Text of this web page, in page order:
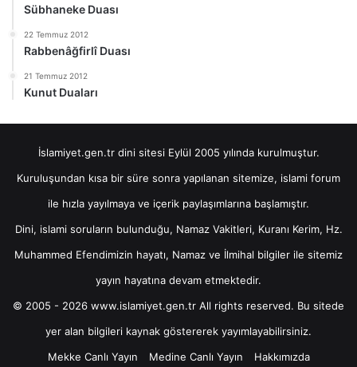
Sübhaneke Duası
22 Temmuz 2012
Rabbenâğfirlî Duası
21 Temmuz 2012
Kunut Duaları
İslamiyet.gen.tr dini sitesi Eylül 2005 yılında kurulmuştur.
Kuruluşundan kısa bir süre sonra yapılanan sitemize, islami forum
ile hızla yayılmaya ve içerik paylaşımlarına başlamıştır.
Dini, islami soruların bulunduğu, Namaz Vakitleri, Kuranı Kerim, Hz.
Muhammed Efendimizin hayatı, Namaz ve İlmihal bilgiler ile sitemiz
yayın hayatına devam etmektedir.
© 2005 - 2026 www.islamiyet.gen.tr All rights reserved. Bu sitede
yer alan bilgileri kaynak göstererek yayımlayabilirsiniz.
Mekke Canlı Yayın
Medine Canlı Yayın Hakkımızda